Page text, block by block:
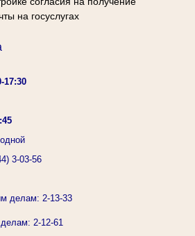
на госуслугах
17:30
3-03-56
делам: 2-13-33
2-12-61